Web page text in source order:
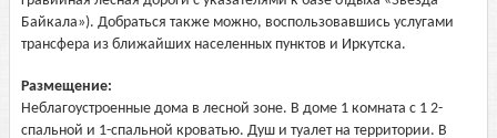
Байкала»). Добраться также можно, воспользовавшись услугами
трансфера из ближайших населенных пунктов и Иркутска.
Размещение:
Неблагоустроенные дома в лесной зоне. В доме 1 комната с 1 2-
спальной и 1-спальной кроватью. Душ и туалет на территории. В